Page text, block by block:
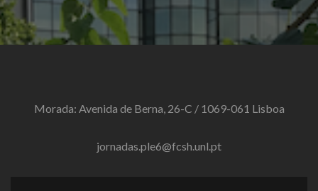
Morada: Avenida de Berna, 26-C / 1069-061 Lisboa
jornadas.ple6@fcsh.unl.pt